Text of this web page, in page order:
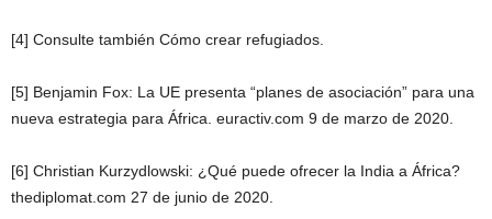
[4] Consulte también Cómo crear refugiados.
[5] Benjamin Fox: La UE presenta “planes de asociación” para una
nueva estrategia para África. euractiv.com 9 de marzo de 2020.
[6] Christian Kurzydlowski: ¿Qué puede ofrecer la India a África?
thediplomat.com 27 de junio de 2020.